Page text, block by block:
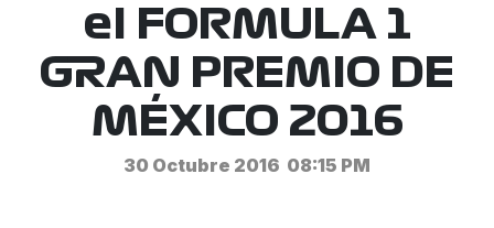
el FORMULA 1
GRAN PREMIO DE
MÉXICO 2016
30 Octubre 2016 08:15 PM